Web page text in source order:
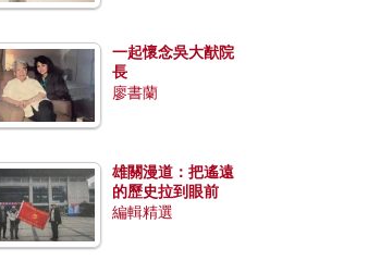
一起懷念吳大猷院
長
廖書蘭
雄關漫道：把遙遠
的歷史拉到眼前
編輯精選